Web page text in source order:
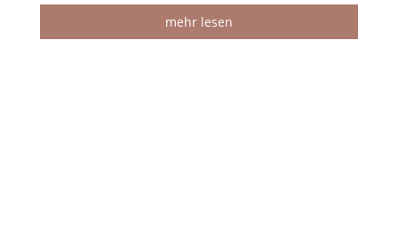
mehr lesen